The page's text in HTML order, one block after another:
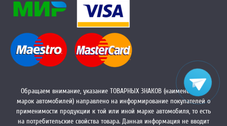
Обращаем внимание, указание ТОВАРНЫХ ЗНАКОВ (наименований
марок автомобилей) направлено на информирование покупателей о
применимости продукции к той или иной марке автомобиля, то есть
на потребительские свойства товара. Данная информация не вводит